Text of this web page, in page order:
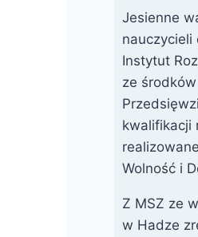
Jesienne
nauczycieli
Instytut
ze
kwalifikacji
Wolność i
Z MSZ ze
w Hadze